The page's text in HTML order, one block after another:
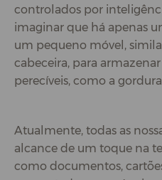
controlados por
imaginar que há apenas
um pequeno móvel,
cabeceira, para
perecíveis, como a
Atualmente, todas as
alcance de um toque na
como documentos,